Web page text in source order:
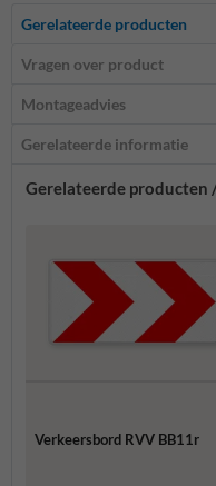
Gerelateerde producten
Vragen over product
Montageadvies
Gerelateerde informatie
Gerelateerde producten
Verkeersbord RVV BB11r